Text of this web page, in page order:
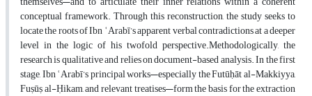
conceptual framework. Through this reconstruction, the study seeks to
locate the roots of Ibn ʿArabī’s apparent verbal contradictions at a deeper
level in the logic of his twofold perspective.Methodologically, the
research is qualitative and relies on document-based analysis. In the first
stage, Ibn ʿArabī’s principal works—especially the Futūḥāt al-Makkiyya,
Fuṣūṣ al-Ḥikam, and relevant treatises—form the basis for the extraction